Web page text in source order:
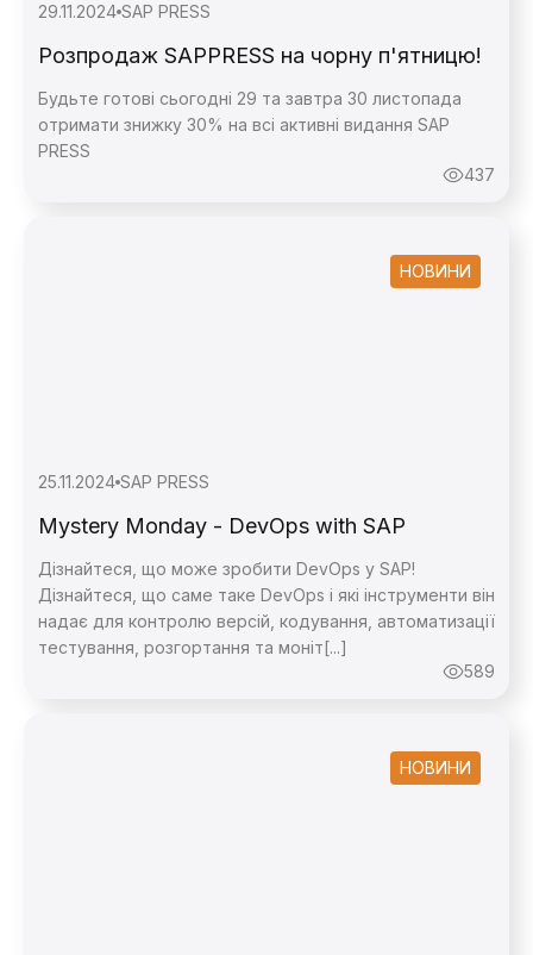
29.11.2024 SAP PRESS
Розпродаж SAPPRESS на чорну п'ятницю!
Будьте готові сьогодні 29 та завтра 30 листопада
отримати знижку 30% на всі активні видання SAP
PRESS
437
НОВИНИ
25.11.2024 SAP PRESS
Mystery Monday - DevOps with SAP
Дізнайтеся, що може зробити DevOps у SAP!
Дізнайтеся, що саме таке DevOps і які інструменти він
надає для контролю версій, кодування, автоматизації
тестування, розгортання та моніт[...]
589
НОВИНИ